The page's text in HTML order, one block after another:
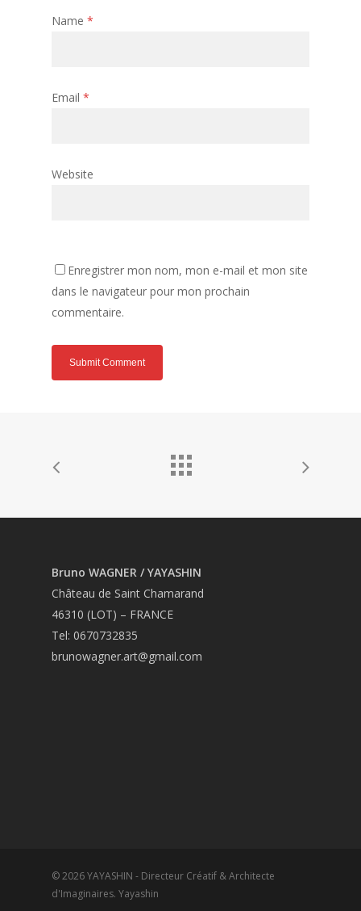
Name *
Email *
Website
Enregistrer mon nom, mon e-mail et mon site
dans le navigateur pour mon prochain
commentaire.
Bruno WAGNER / YAYASHIN
Château de Saint Chamarand
46310 (LOT) – FRANCE
Tel: 0670732835
brunowagner.art@gmail.com
© 2026 YAYASHIN - Directeur Créatif & Architecte
d'Imaginaires. Yayashin